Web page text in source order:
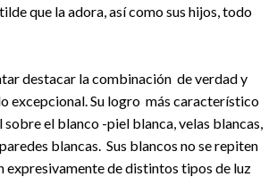
que la adora, así como sus hijos, todo
destacar la combinación de verdad y
excepcional. Su logro más característico
el blanco -piel blanca, velas blancas,
blancas. Sus blancos no se repiten
expresivamente de distintos tipos de luz